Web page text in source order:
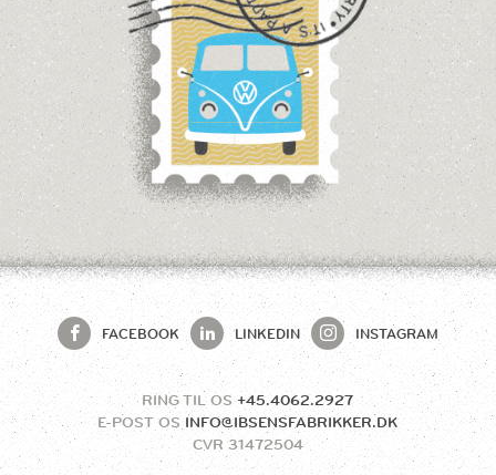
FACEBOOK LINKEDIN INSTAGRAM
RING TIL OS +45.4062.2927
E-POST OS INFO@IBSENSFABRIKKER.DK
CVR 31472504